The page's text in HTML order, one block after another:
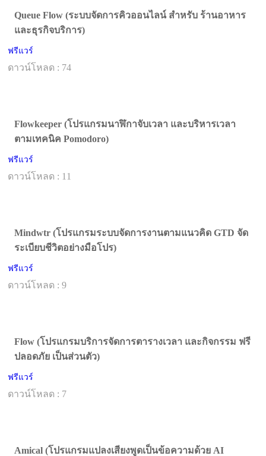
Queue Flow (ระบบจัดการคิวออนไลน์ สำหรับ ร้านอาหาร
และธุรกิจบริการ)
ฟรีแวร์
ดาวน์โหลด : 74
Flowkeeper (โปรแกรมนาฬิกาจับเวลา และบริหารเวลา
ตามเทคนิค Pomodoro)
ฟรีแวร์
ดาวน์โหลด : 11
Mindwtr (โปรแกรมระบบจัดการงานตามแนวคิด GTD จัด
ระเบียบชีวิตอย่างมือโปร)
ฟรีแวร์
ดาวน์โหลด : 9
Flow (โปรแกรมบริการจัดการตารางเวลา และกิจกรรม ฟรี
ปลอดภัย เป็นส่วนตัว)
ฟรีแวร์
ดาวน์โหลด : 7
Amical (โปรแกรมแปลงเสียงพูดเป็นข้อความด้วย AI